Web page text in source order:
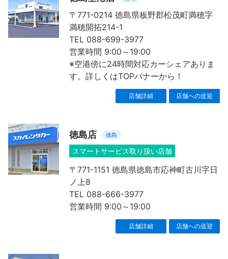
〒771-0214 徳島県板野郡松茂町満穂字
満穂開拓214-1
TEL 088-699-3977
営業時間 9:00～19:00
※空港傍に24時間対応カーシェアありま
す。詳しくはTOPバナーから！
店舗詳細 店舗への送迎
徳島店 徳島
スマートサービス取り扱い店舗
〒771-1151 徳島県徳島市応神町古川字日
ノ上8
TEL 088-666-3977
営業時間 9:00～19:00
店舗詳細 店舗への送迎